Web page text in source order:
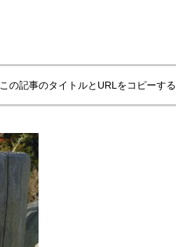
この記事のタイトルとURLをコピーする